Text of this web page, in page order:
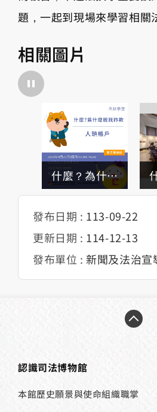
題，一起到現場來學習相關
相關圖片
什麼？為什麼
說我詐欺－人
頭帳戶
發布日期 : 113-09-22
更新日期 : 114-12-13
發布單位 :新聞及法治宣
認識司法博物館
本館歷史願景與使命組織職掌